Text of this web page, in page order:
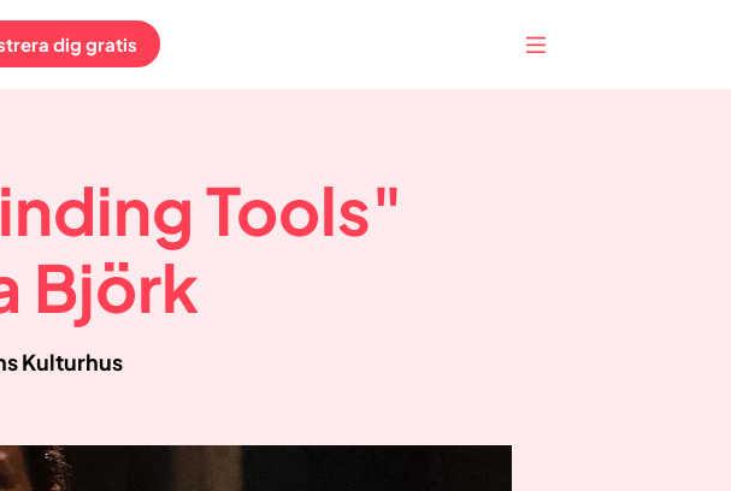
dig gratis
Tools"
Björk
Kulturhus